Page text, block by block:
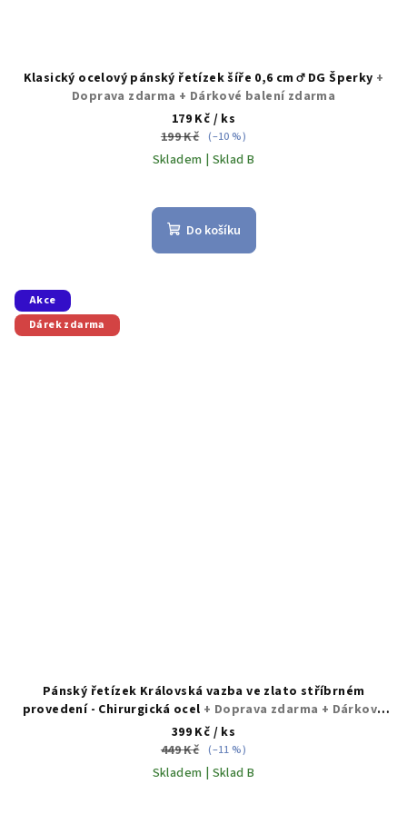
Klasický ocelový pánský řetízek šíře 0,6 cm ♂️ DG Šperky +
Doprava zdarma + Dárkové balení zdarma
179 Kč / ks
199 Kč (–10 %)
Skladem | Sklad B
hodnocení
produktu
Do košíku
Akce
Dárek zdarma
Pánský řetízek Královská vazba ve zlato stříbrném
provedení - Chirurgická ocel + Doprava zdarma + Dárkové
balení zdarma
399 Kč / ks
449 Kč (–11 %)
Skladem | Sklad B